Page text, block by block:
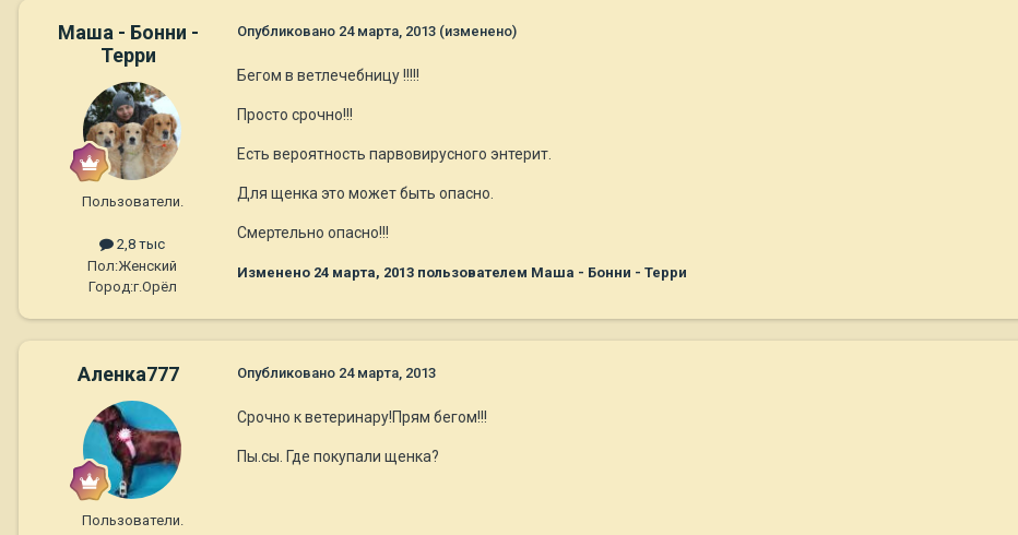
Маша - Бонни -
Терри
Пользователи.
2,8 тыс
Пол:Женский
Город:г.Орёл
Опубликовано 24 марта, 2013 (изменено)
Бегом в ветлечебницу !!!!!
Просто срочно!!!
Есть вероятность парвовирусного энтерит.
Для щенка это может быть опасно.
Смертельно опасно!!!
Изменено 24 марта, 2013 пользователем Маша - Бонни - Терри
Аленка777
Пользователи.
Опубликовано 24 марта, 2013
Срочно к ветеринару!Прям бегом!!!
Пы.сы. Где покупали щенка?